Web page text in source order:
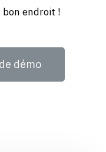
bon endroit !
démo